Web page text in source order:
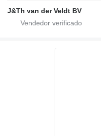
J&Th van der Veldt BV